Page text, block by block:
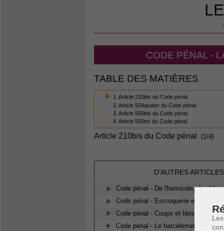
CODE PÉNAL -
TABLE DES MATIÈRES
1. Article 210bis du Code pénal
2. Article 504quater du Code pénal
3. Article 550bis du Code pénal
4. Article 550ter du Code pénal
Article 210bis du Code pénal (1/4)
D'AUTRES
Code pénal - De l'homicide, des
Code pénal - Escroquerie et tromperie
Code pénal - Coups et blessures
Code pénal - Le harcèlement moral